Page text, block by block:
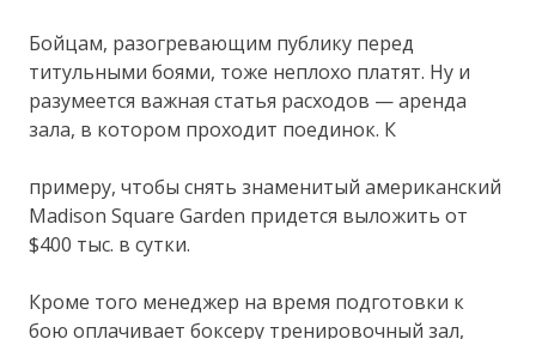
Бойцам, разогревающим публику перед
титульными боями, тоже неплохо платят. Ну и
разумеется важная статья расходов — аренда
зала, в котором проходит поединок. К
примеру, чтобы снять знаменитый американский
Madison Square Garden придется выложить от
$400 тыс. в сутки.
Кроме того менеджер на время подготовки к
бою оплачивает боксеру тренировочный зал,